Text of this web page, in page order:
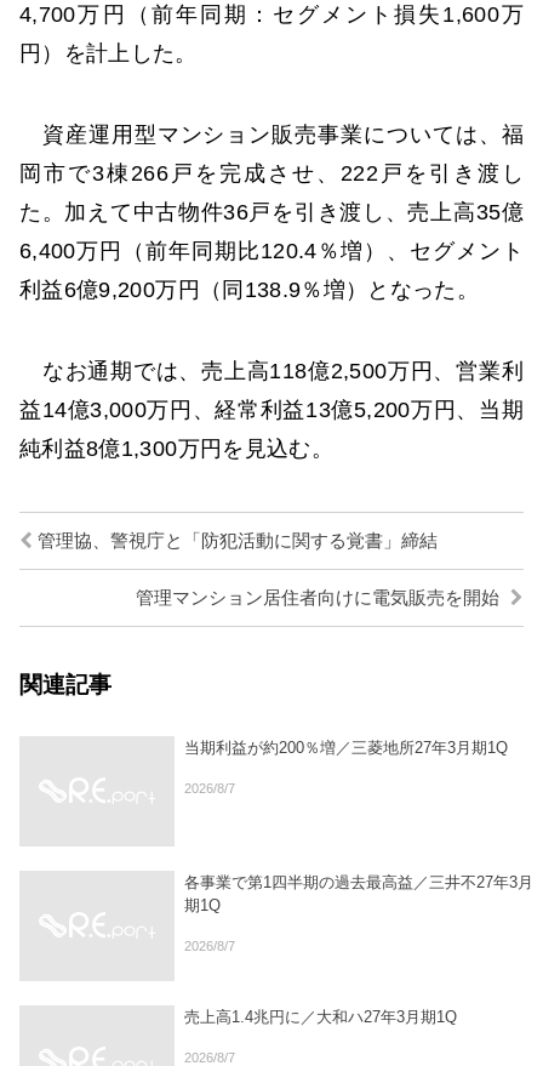
4,700万円（前年同期：セグメント損失1,600万
円）を計上した。
資産運用型マンション販売事業については、福
岡市で3棟266戸を完成させ、222戸を引き渡し
た。加えて中古物件36戸を引き渡し、売上高35億
6,400万円（前年同期比120.4％増）、セグメント
利益6億9,200万円（同138.9％増）となった。
なお通期では、売上高118億2,500万円、営業利
益14億3,000万円、経常利益13億5,200万円、当期
純利益8億1,300万円を見込む。
管理協、警視庁と「防犯活動に関する覚書」締結
管理マンション居住者向けに電気販売を開始
関連記事
当期利益が約200％増／三菱地所27年3月期1Q
2026/8/7
各事業で第1四半期の過去最高益／三井不27年3月
期1Q
2026/8/7
売上高1.4兆円に／大和ハ27年3月期1Q
2026/8/7